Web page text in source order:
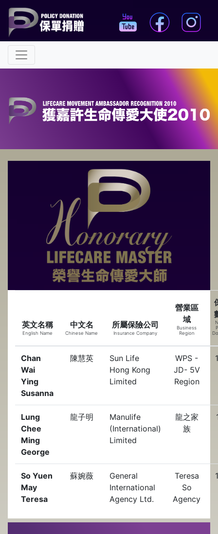
英文名稱
English Name
中文名
Chinese Name
所屬保險公司
Insurance Company
營業區
域
Business
Region
Chan
Wai
Ying
Susanna
陳慧英
Sun Life
Hong Kong
Limited
WPS -
JD- 5V
Region
Lung
Chee
Ming
George
龍子明
Manulife
(International)
Limited
龍之家
族
So Yuen
May
Teresa
蘇婉薇
General
International
Agency Ltd.
Teresa
So
Agency